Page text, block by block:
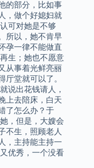
的部分，比如事
，做个好媳妇就
可对她是不够
所以，她不肯早
孕一律不能做直
生；她也不愿意
从事着光鲜亮丽
厅堂就可以了。
说出花钱请人，
上去陪床，白天
了怎么办？于
，但是，大嫂会
不生，照顾老人
，主持能主持一
优秀，一个没看